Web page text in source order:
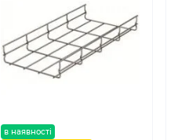
в наявності